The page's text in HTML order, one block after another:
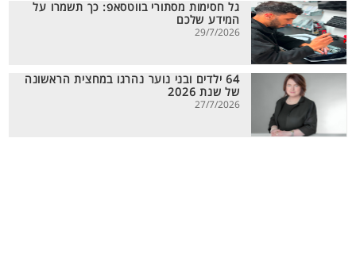
גל חסימות מסתורי בווטסאפ: כך תשמרו על
המידע שלכם
29/7/2026
64 ילדים ובני נוער נהרגו במחצית הראשונה
של שנת 2026
27/7/2026